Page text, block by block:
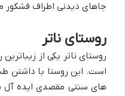
جاهای دیدنی اطراف فشکور
روستای ناتر
روستای ناتر یکی از
است. این روستا با داشتن
های سنتی مقصدی ایده آل